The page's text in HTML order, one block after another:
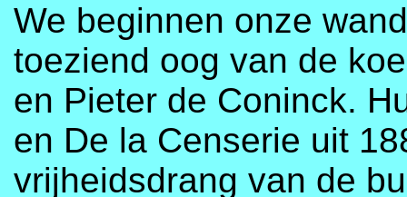
We beginnen onze
toeziend oog van de
en Pieter de Coninck.
en De la Censerie uit
vrijheidsdrang van de